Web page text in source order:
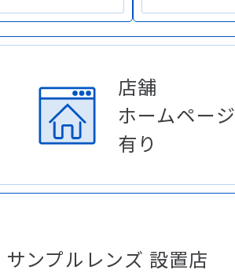
店舗
ホームページ
有り
サンプルレンズ 設置店